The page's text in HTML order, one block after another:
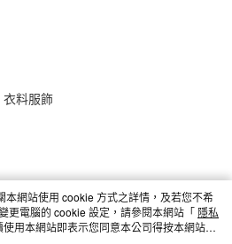
衣料服飾
網站使用 cookie 方式之詳情，及若您不希
更電腦的 cookie 設定，請參閱本網站「 隱私
用本網站即表示您同意本公司得按本網站使